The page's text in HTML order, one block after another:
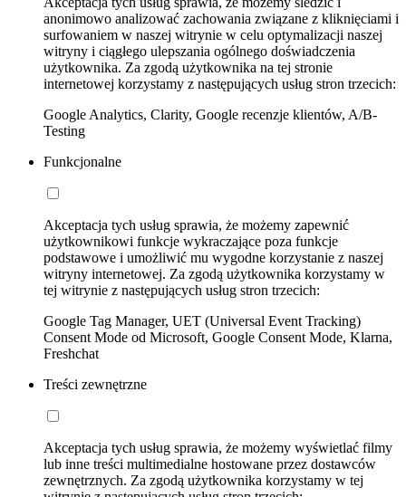
anonimowo analizować zachowania związane z kliknięciami i
surfowaniem w naszej witrynie w celu optymalizacji naszej
witryny i ciągłego ulepszania ogólnego doświadczenia
użytkownika. Za zgodą użytkownika na tej stronie
internetowej korzystamy z następujących usług stron trzecich:
Google Analytics, Clarity, Google recenzje klientów, A/B-
Testing
Funkcjonalne
Akceptacja tych usług sprawia, że możemy zapewnić
użytkownikowi funkcje wykraczające poza funkcje
podstawowe i umożliwić mu wygodne korzystanie z naszej
witryny internetowej. Za zgodą użytkownika korzystamy w
tej witrynie z następujących usług stron trzecich:
Google Tag Manager, UET (Universal Event Tracking)
Consent Mode od Microsoft, Google Consent Mode, Klarna,
Freshchat
Treści zewnętrzne
Akceptacja tych usług sprawia, że możemy wyświetlać filmy
lub inne treści multimedialne hostowane przez dostawców
zewnętrznych. Za zgodą użytkownika korzystamy w tej